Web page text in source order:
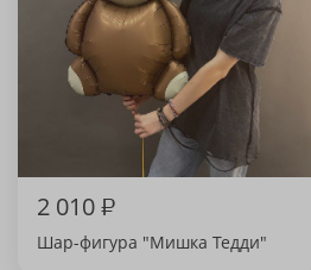
2 010₽
Шар-фигура "Мишка Тедди"